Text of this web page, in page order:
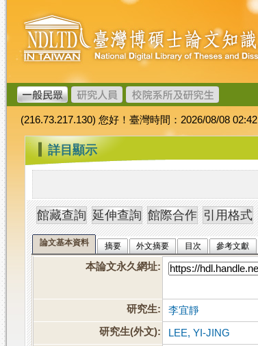
跳
到
主
要
內
容
臺
灣
博
碩
士
論
文
加
值
系
統
(216.73.217.130) 您好！臺灣時間：2026/08/08 02:42
::: 詳目顯示
論文基本資料 摘要 外文摘要 目次 參考文獻
本論文永久網址:
研究生:
李宜靜
研究生(外文):
LEE, YI-JING